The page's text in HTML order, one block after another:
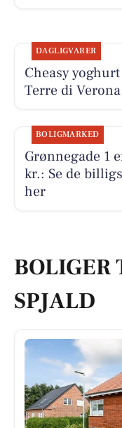
DAGLIGVARER
Cheasy
Terre di
BOLIGMARKED
Grønnegade 1
kr.: Se de
her
BOLIGER
SPJALD